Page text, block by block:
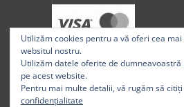
Utilizăm cookies pentru a vă oferi cea
websitul nostru.
Utilizăm datele oferite de
pe acest website.
Pentru mai multe detalii, vă rugăm să
confidențialitate